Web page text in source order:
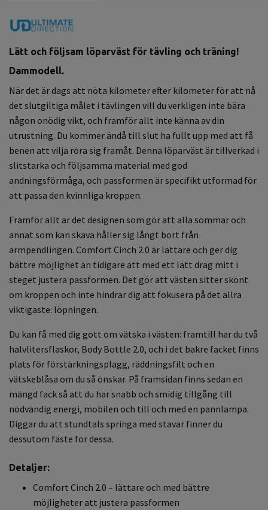
Lätt och följsam löparväst för tävling och träning!
Dammodell.
När det är dags att nöta kilometer efter kilometer för att nå
det slutgiltiga målet i tävlingen vill du verkligen inte bära
någon onödig vikt, och framför allt inte känna av din
utrustning. Du kommer ändå till slut ha fullt upp med att få
benen att vilja röra sig framåt. Denna löparväst är tillverkad i
slitstarka och följsamma material med god
andningsförmåga, och passformen är specifikt utformad för
att passa den kvinnliga kroppen.
Framför allt är det designen som gör att alla sömmar och
annat som kan skava håller sig långt bort från
armpendlingen. Comfort Cinch 2.0 är lättare och ger dig
bättre möjlighet än tidigare att med ett lätt drag mitt i
steget justera passformen. Det gör att västen sitter skönt
om kroppen och inte hindrar dig att fokusera på det allra
viktigaste: löpningen.
Du kan få med dig gott om vätska i västen: framtill har du två
halvlitersflaskor, Body Bottle 2.0, och i det bakre facket finns
plats för förstärkningsplagg, räddningsfilt och en
vätskeblåsa om du så önskar. På framsidan finns sedan en
mängd fack så att du har snabb och smidig tillgång till
nödvändig energi, mobilen och till och med en pannlampa.
Diggar du att stundtals springa med stavar finner du
dessutom fäste för dessa.
Detaljer:
Comfort Cinch 2.0 – lättare och med bättre
möjligheter att justera passformen